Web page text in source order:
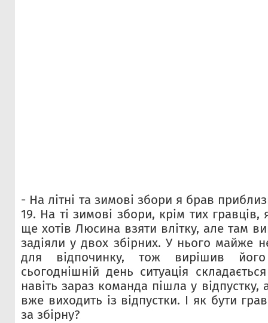
- На літні та зимові збори я брав
19. На ті зимові збори, крім тих
ще хотів Люсина взяти влітку, але там
задіяли у двох збірних. У нього майже
для відпочинку, тож вирішив
сьогоднішній день ситуація
навіть зараз команда пішла у
вже виходить із відпустки. І як бути
за збірну?